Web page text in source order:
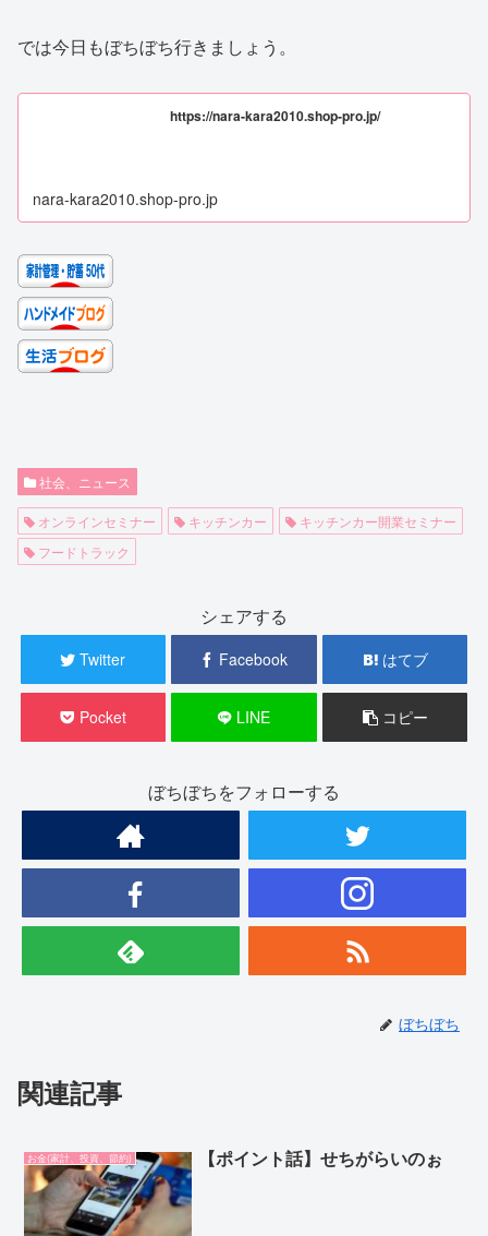
では今日もぼちぼち行きましょう。
https://nara-kara2010.shop-pro.jp/
nara-kara2010.shop-pro.jp
社会、ニュース
オンラインセミナー キッチンカー
キッチンカー開業セミナー
フードトラック
シェアする
Twitter Facebook はてブ
Pocket LINE コピー
ぼちぼちをフォローする
ぼちぼち
関連記事
お金(家計、投資、節約) 【ポイント話】せちがらいのぉ